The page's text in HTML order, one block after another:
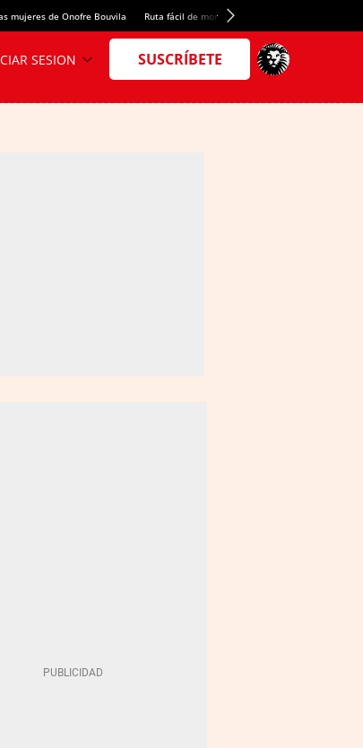
mujeres de Onofre Bouvila Ruta fácil de montaña